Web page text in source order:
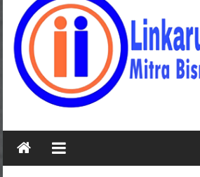
LINKARUTAMA.COM
Mitra